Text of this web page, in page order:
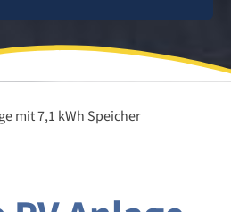
mit 7,1 kWh Speicher